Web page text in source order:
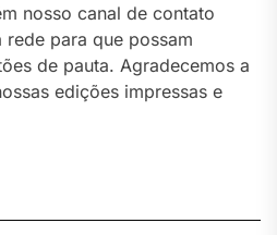
nosso canal de contato
para que possam
de pauta. Agradecemos a
edições impressas e